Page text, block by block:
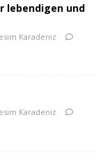
lebendigen und
Karadeniz
Karadeniz